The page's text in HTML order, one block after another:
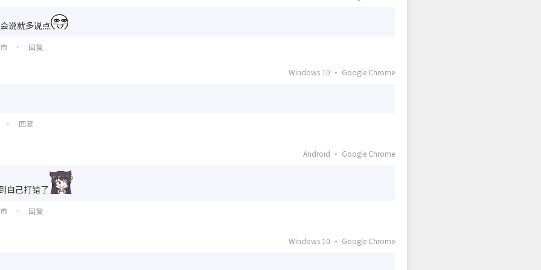
说就多说点
• 回复
Windows 10 · Google Chrome
• 回复
Android · Google Chrome
自己打错了
• 回复
Windows 10 · Google Chrome